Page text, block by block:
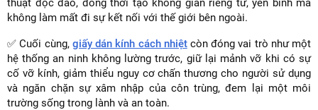
thuật độc đáo, đồng thời tạo không gian riêng tư, yên bình mà
không làm mất đi sự kết nối với thế giới bên ngoài.
✅ Cuối cùng, giấy dán kính cách nhiệtcòn đóng vai trò như một
hệ thống an ninh không lường trước, giữ lại mảnh vỡ khi có sự
cố vỡ kính, giảm thiểu nguy cơ chấn thương cho người sử dụng
và ngăn chặn sự xâm nhập của côn trùng, đem lại một môi
trường sống trong lành và an toàn.